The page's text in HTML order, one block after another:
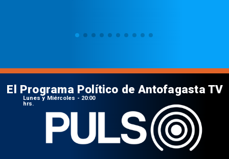
El Programa Político de Antofagasta TV
Lunes y Miércoles - 20:00
hrs.